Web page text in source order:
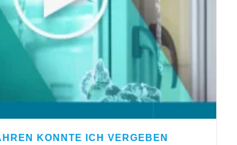
KONNTE ICH VERGEBEN